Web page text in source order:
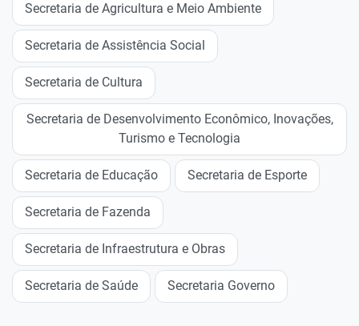
Secretaria de Agricultura e Meio Ambiente
Secretaria de Assistência Social
Secretaria de Cultura
Secretaria de Desenvolvimento Econômico, Inovações,
Turismo e Tecnologia
Secretaria de Educação Secretaria de Esporte
Secretaria de Fazenda
Secretaria de Infraestrutura e Obras
Secretaria de Saúde Secretaria Governo